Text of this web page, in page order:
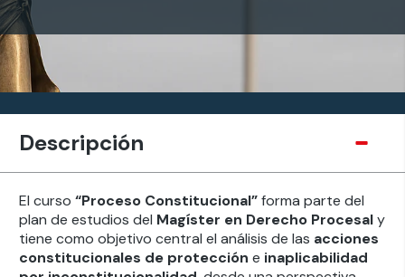
Descripción
El curso “Proceso Constitucional”forma parte del
plan de estudios del Magíster en Derecho Procesaly
tiene como objetivo central el análisis de las acciones
constitucionales de protección e inaplicabilidad